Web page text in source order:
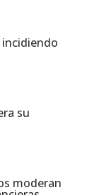
su
moderan